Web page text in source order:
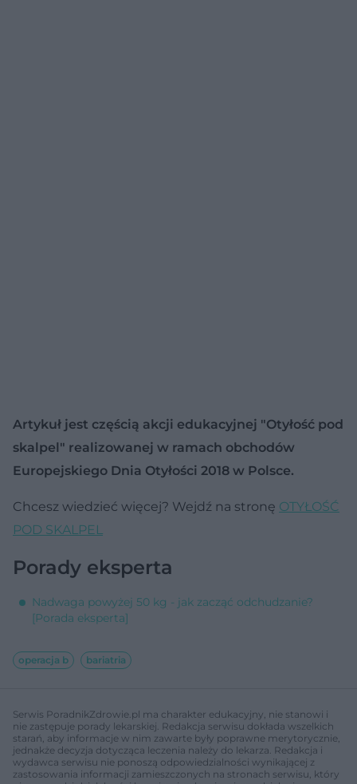
Artykuł jest częścią akcji edukacyjnej "Otyłość pod
skalpel" realizowanej w ramach obchodów
Europejskiego Dnia Otyłości 2018 w Polsce.
Chcesz wiedzieć więcej? Wejdź na stronę OTYŁOŚĆ
POD SKALPEL
Porady eksperta
Nadwaga powyżej 50 kg - jak zacząć odchudzanie?
[Porada eksperta]
operacja b bariatria
Serwis PoradnikZdrowie.pl ma charakter edukacyjny, nie stanowi i
nie zastępuje porady lekarskiej. Redakcja serwisu dokłada wszelkich
starań, aby informacje w nim zawarte były poprawne merytorycznie,
jednakże decyzja dotycząca leczenia należy do lekarza. Redakcja i
wydawca serwisu nie ponoszą odpowiedzialności wynikającej z
zastosowania informacji zamieszczonych na stronach serwisu, który